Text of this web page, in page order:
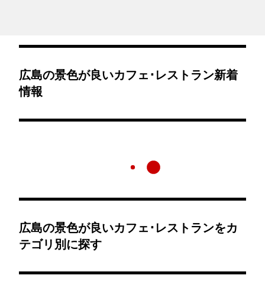
広島の景色が良いカフェ･レストラン新着
情報
広島の景色が良いカフェ･レストランをカ
テゴリ別に探す